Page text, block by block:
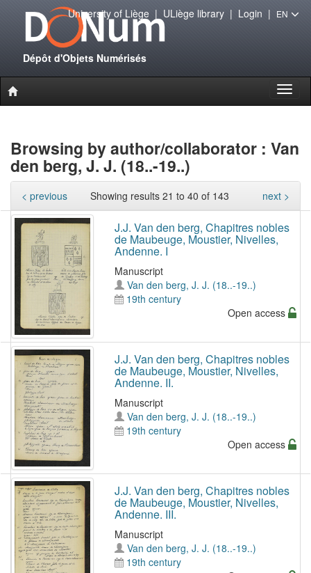
Dépôt d'Objets Numérisés
University of Liège| ULiège library| Login | EN
Browsing by author/collaborator : Van
den berg, J. J. (18..-19..)
Showing results 21 to 40 of 143
< previous next >
J.J. Van den berg, Chapitres nobles
de Maubeuge, Moustier, Nivelles,
Andenne. I
Manuscript
Van den berg, J. J. (18..-19..)
19th century
Open access
J.J. Van den berg, Chapitres nobles
de Maubeuge, Moustier, Nivelles,
Andenne. II.
Manuscript
Van den berg, J. J. (18..-19..)
19th century
Open access
J.J. Van den berg, Chapitres nobles
de Maubeuge, Moustier, Nivelles,
Andenne. III.
Manuscript
Van den berg, J. J. (18..-19..)
19th century